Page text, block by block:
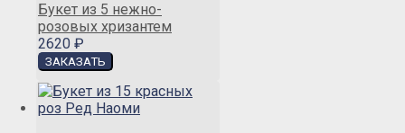
Букет из 5 нежно-
розовых хризантем
2620 ₽